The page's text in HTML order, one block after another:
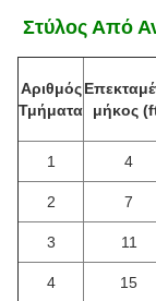
Στύλος Από
Αριθμός
Τμήματα
μήκος
1 4
2 7
3 11
4 15